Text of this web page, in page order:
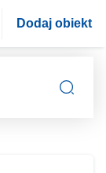
Dodaj obiekt